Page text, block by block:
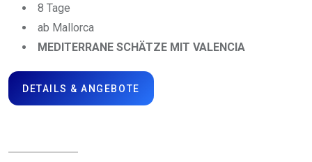
8 Tage
ab Mallorca
MEDITERRANE SCHÄTZE MIT VALENCIA
DETAILS & ANGEBOTE